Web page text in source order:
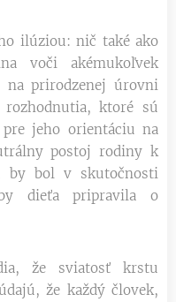
ilúziou: nič také ako
voči akémukoľvek
na prirodzenej úrovni
ktoré sú
jeho orientáciu na
postoj rodiny k
by bol v skutočnosti
dieťa pripravila o
že sviatosť krstu
že každý človek,